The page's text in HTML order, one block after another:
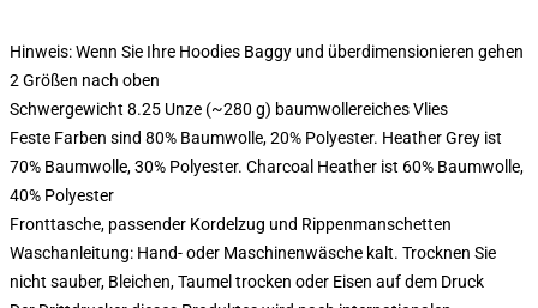
Hinweis: Wenn Sie Ihre Hoodies Baggy und überdimensionieren gehen
2 Größen nach oben
Schwergewicht 8.25 Unze (~280 g) baumwollereiches Vlies
Feste Farben sind 80% Baumwolle, 20% Polyester. Heather Grey ist
70% Baumwolle, 30% Polyester. Charcoal Heather ist 60% Baumwolle,
40% Polyester
Fronttasche, passender Kordelzug und Rippenmanschetten
Waschanleitung: Hand- oder Maschinenwäsche kalt. Trocknen Sie
nicht sauber, Bleichen, Taumel trocken oder Eisen auf dem Druck